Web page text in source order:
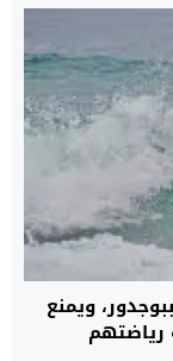
“جيروم صهيون” يهودي يحتل كاب 8 ببوجدور، ويمنع